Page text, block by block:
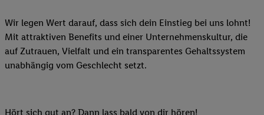
Wir legen Wert darauf, dass sich dein Einstieg bei uns lohnt!
Mit attraktiven Benefits und einer Unternehmenskultur, die
auf Zutrauen, Vielfalt und ein transparentes Gehaltssystem
unabhängig vom Geschlecht setzt.
Hört sich gut an? Dann lass bald von dir hören!